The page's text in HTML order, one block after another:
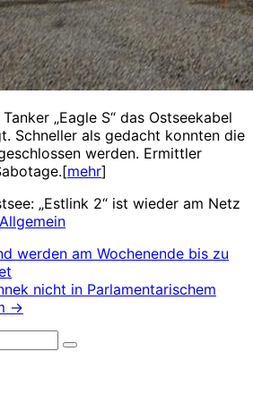
„Eagle S“ das Ostseekabel
Schneller als gedacht konnten die
werden. Ermittler
mehr]
„Estlink 2“ ist wieder am Netz
Allgemein
werden am Wochenende bis zu
nicht in Parlamentarischem
→